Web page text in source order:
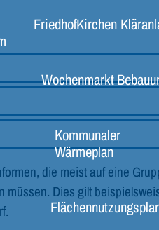
FriedhofKirchen
Wochenmarkt
Kommunaler
Wärmeplan
die meist auf eine
müssen. Dies gilt